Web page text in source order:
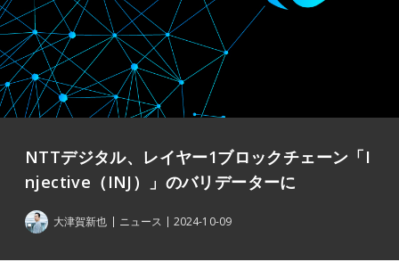
NTTデジタル、レイヤー1ブロックチェーン「I
njective（INJ）」のバリデーターに
大津賀新也 ニュース 2024-10-09